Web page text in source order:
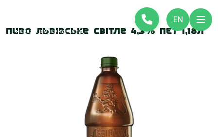
EN
Пиво Львівське Cвітле 4,3% ПЕТ 1,18л